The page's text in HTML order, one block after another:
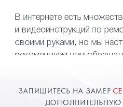
самостоятельный слив
к безвозвратной порче
не тратить деньги и время
полотна, достаточно
В интернете есть
и видеоинструкций по
своими руками, но мы
рекомендуем вам
натяжного потолка после
ЗАПИШИТЕСЬ НА ЗАМЕР
ДОПОЛНИТЕЛЬНУЮ